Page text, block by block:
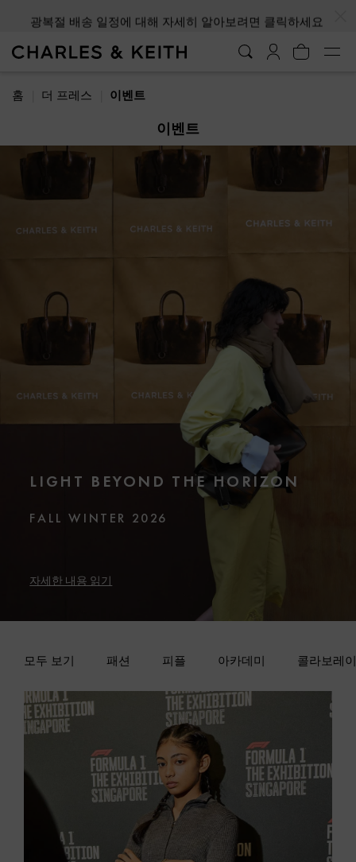
광복절 배송 일정에 대해 자세히 알아보려면 클릭하세요
홈 더 프레스 이벤트
이벤트
LIGHT BEYOND THE HORIZON
FALL WINTER 2026
자세한 내용 읽기
모두 보기 패션 피플 아카데미 콜라보레